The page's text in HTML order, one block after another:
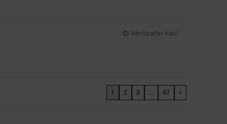
Verifizierter Kauf
1 2 3 ... 47 >